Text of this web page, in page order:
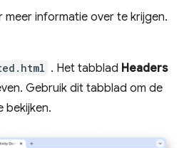
meer informatie over te krijgen.
. Het tabblad Headers
Gebruik dit tabblad om de
bekijken.